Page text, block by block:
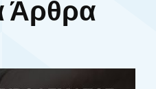
Άρθρα